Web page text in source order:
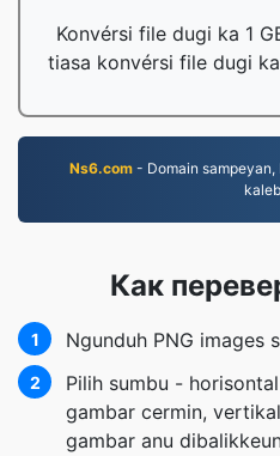
Konvérsi file dugi ka 1
tiasa konvérsi file dugi
Ns6.com- Domain sampeyan,
Как
1 Ngunduh PNG images
2
Pilih sumbu -
gambar cermin,
gambar anu